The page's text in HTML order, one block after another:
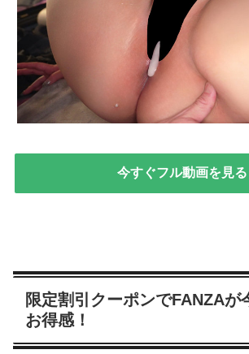
今すぐフル動画を見る
限定割引クーポンでFANZAが
お得感！